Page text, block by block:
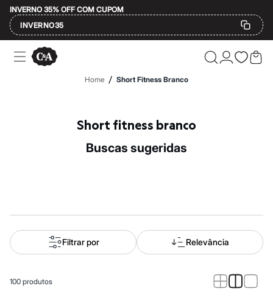
INVERNO 35% OFF COM CUPOM
INVERNO35
Ofertas
Compre por Departamento
Alfaiataria
Novidades
Roupas
Blusas e Camisetas
Casacos e Jaquetas
Home / Short Fitness Branco
Short fitness branco
buscas sugeridas
Filtrar por Relevância
100 produtos